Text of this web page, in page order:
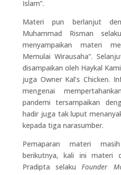
Islam”.
Materi pun berlanjut
Muhammad Risman
menyampaikan materi
Memulai Wirausaha”.
disampaikan oleh Haykal
juga Owner Kal’s Chicken.
mengenai
pandemi tersampaikan
hadir juga tak luput
kepada tiga narasumber.
Pemaparan materi
berikutnya, kali ini materi
Pradipta selakuFounder